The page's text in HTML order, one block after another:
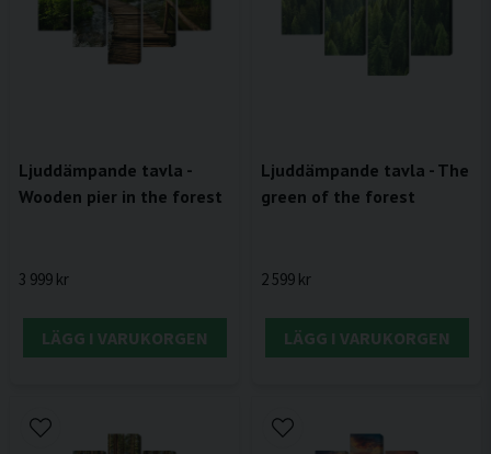
Ljuddämpande tavla -
Wooden pier in the forest
3 999 kr
LÄGG I VARUKORGEN
Ljuddämpande tavla - The
green of the forest
2 599 kr
LÄGG I VARUKORGEN